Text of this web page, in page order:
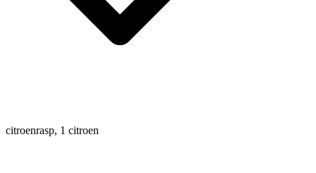
citroenrasp, 1 citroen